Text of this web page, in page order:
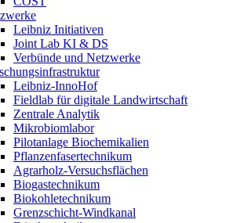
Leibniz Initiativen
Joint Lab KI & DS
Verbünde und Netzwerke
Leibniz-InnoHof
Fieldlab für digitale Landwirtschaft
Zentrale Analytik
Mikrobiomlabor
Pilotanlage Biochemikalien
Pflanzenfasertechnikum
Agrarholz-Versuchsflächen
Biogastechnikum
Biokohletechnikum
Grenzschicht-Windkanal